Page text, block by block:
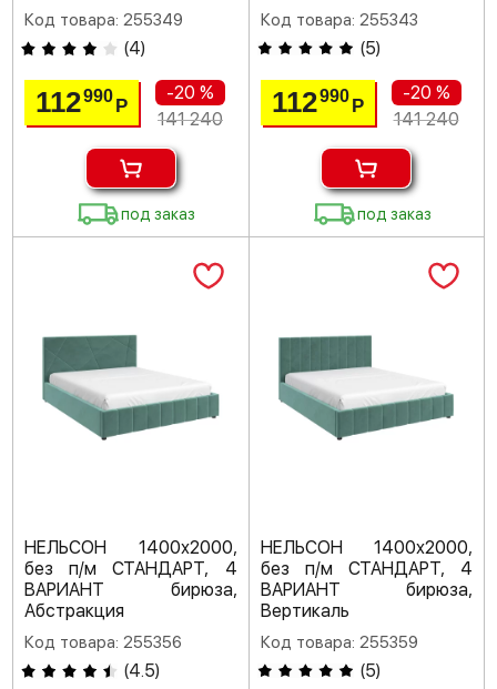
Код товара: 255349
(4)
112990Р
-20 %
141 240
под заказ
Код товара: 255343
(5)
112990 Р
-20 %
141 240
под заказ
НЕЛЬСОН 1400х2000,
без п/м СТАНДАРТ, 4
ВАРИАНТ бирюза,
Абстракция
Код товара: 255356
(4.5)
НЕЛЬСОН 1400х2000,
без п/м СТАНДАРТ, 4
ВАРИАНТ бирюза,
Вертикаль
Код товара: 255359
(5)